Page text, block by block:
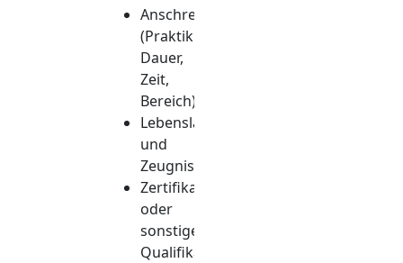
Anschreiben
(Praktikumsziel,
Dauer,
Zeit,
Bereich)
Lebenslauf
und
Zeugnisse
Zertifikate
oder
sonstige
Qualifikationen